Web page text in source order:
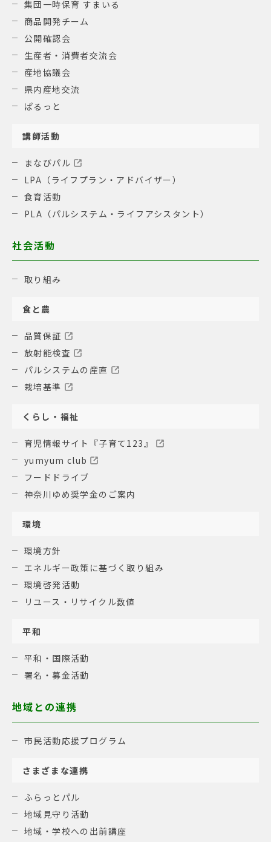
集団一時保育 すまいる
商品開発チーム
公開確認会
生産者・消費者交流会
産地協議会
県内産地交流
ぱるっと
講師活動
まなびパル
LPA（ライフプラン・アドバイザー）
食育活動
PLA（パルシステム・ライフアシスタント）
社会活動
取り組み
食と農
品質保証
放射能検査
パルシステムの産直
栽培基準
くらし・福祉
育児情報サイト『子育て123』
yumyum club
フードドライブ
神奈川ゆめ奨学金のご案内
環境
環境方針
エネルギー政策に基づく取り組み
環境啓発活動
リユース・リサイクル数値
平和
平和・国際活動
署名・募金活動
地域との連携
市民活動応援プログラム
さまざまな連携
ふらっとパル
地域見守り活動
地域・学校への出前講座